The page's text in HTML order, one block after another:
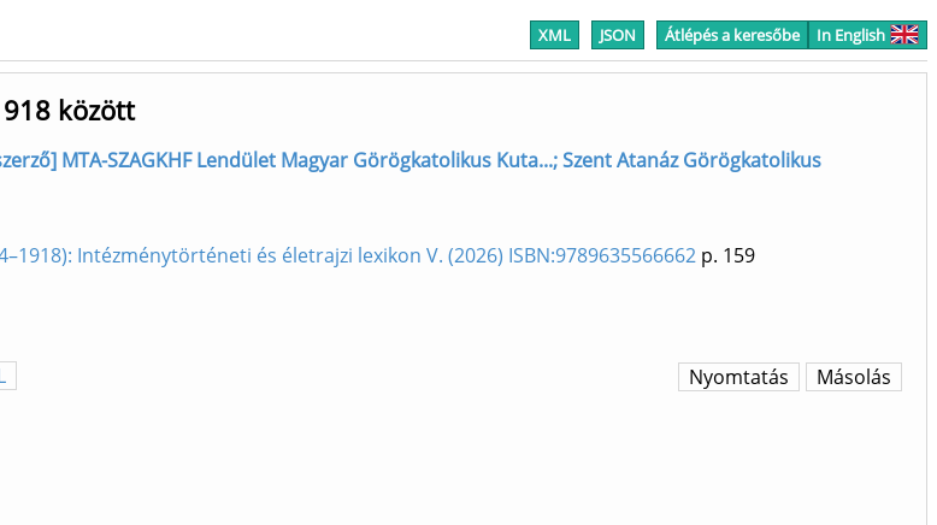
XML JSON Átlépés a keresőbe In English
között
MTA-SZAGKHF Lendület Magyar Görögkatolikus Kuta...; Szent Atanáz Görögkatolikus
Intézménytörténeti és életrajzi lexikon V. (2026) ISBN:9789635566662 p. 159
Másolás
Nyomtatás